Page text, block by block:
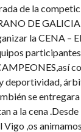
de la
DE
la CENA –
deportividad,
se entregara
a la cena
,os